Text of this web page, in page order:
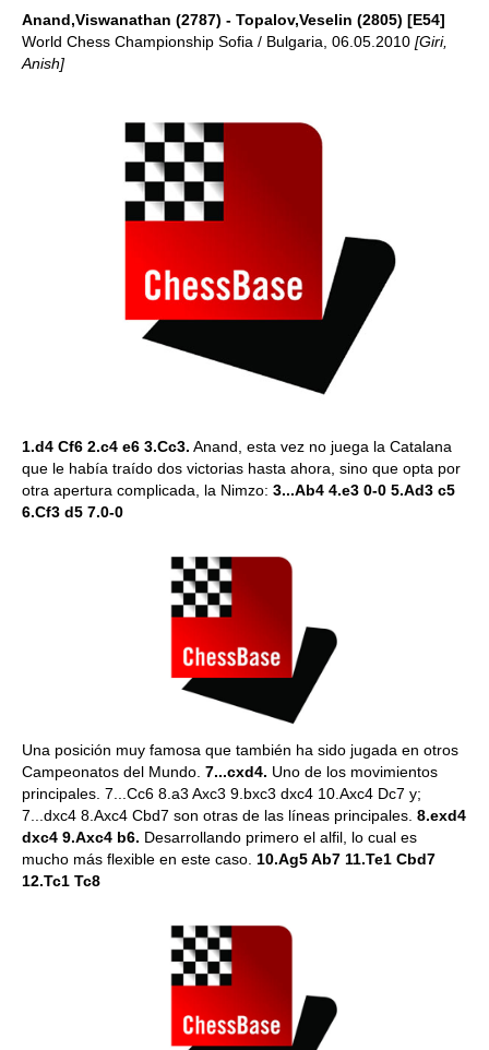
Anand,Viswanathan (2787) - Topalov,Veselin (2805) [E54]
World Chess Championship Sofia / Bulgaria, 06.05.2010 [Giri,
Anish]
1.d4 Cf6 2.c4 e6 3.Cc3. Anand, esta vez no juega la Catalana
que le había traído dos victorias hasta ahora, sino que opta por
otra apertura complicada, la Nimzo: 3...Ab4 4.e3 0-0 5.Ad3 c5
6.Cf3 d5 7.0-0
Una posición muy famosa que también ha sido jugada en otros
Campeonatos del Mundo. 7...cxd4. Uno de los movimientos
principales. 7...Cc6 8.a3 Axc3 9.bxc3 dxc4 10.Axc4 Dc7 y;
7...dxc4 8.Axc4 Cbd7 son otras de las líneas principales. 8.exd4
dxc4 9.Axc4 b6. Desarrollando primero el alfil, lo cual es
mucho más flexible en este caso. 10.Ag5 Ab7 11.Te1 Cbd7
12.Tc1 Tc8